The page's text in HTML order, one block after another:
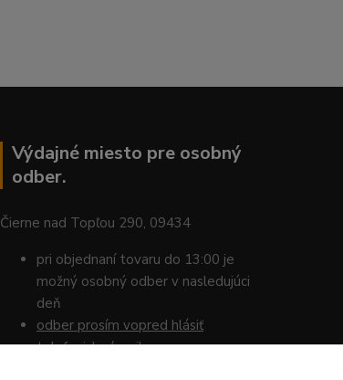
Výdajné miesto pre osobný
odber.
Čierne nad Topľou 290, 09434
pri objednaní tovaru do 13:00 je
možný osobný odber v nasledujúci
deň
odber prosím vopred hlásiť
telefonicky / mailom.